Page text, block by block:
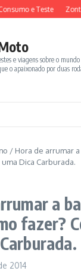
e Teste
e viagens sobre o mundo
o apaixonado por duas
/ Hora de arrumar
Dica Carburada.
a
fazer?
2014